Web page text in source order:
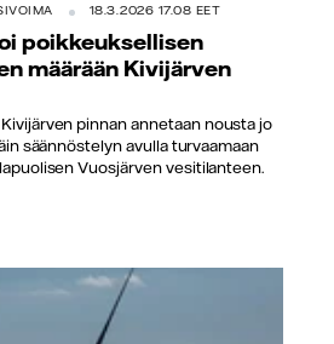
18.3.2026 17.08 EET
poikkeuksellisen
määrään Kivijärven
pinnan annetaan nousta jo
säännöstelyn avulla turvaamaan
Vuosjärven vesitilanteen.